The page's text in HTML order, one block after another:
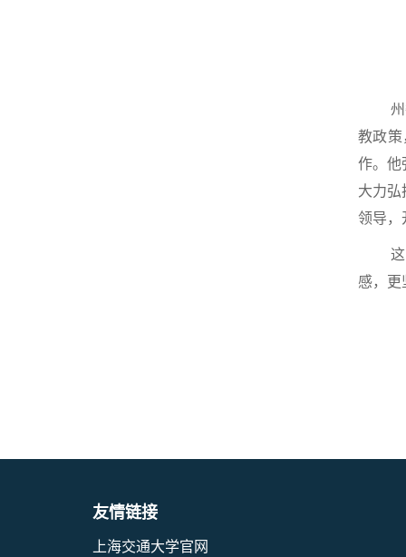
教政
作。他
大力
领导，
感，更
友情链接
上海交通大学官网